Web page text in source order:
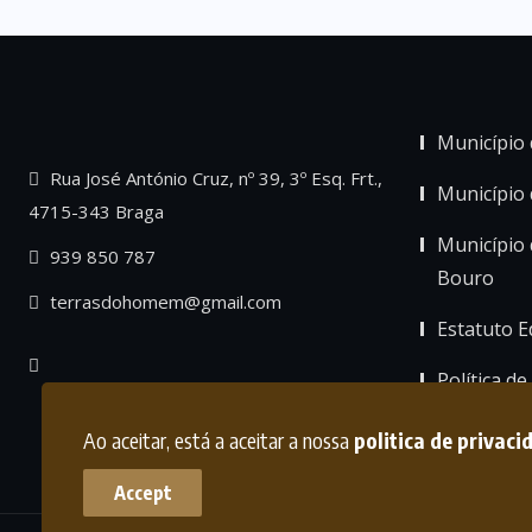
Ao aceitar, está a aceitar a nossa politica de
Accept
Rua José António Cruz, nº 39, 3º Esq. Frt.,
4715-343 Braga
939 850 787
terrasdohomem@gmail.com
Município
Município
Município
Bouro
Estatuto
Política